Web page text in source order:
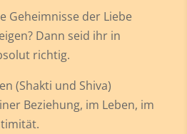
Geheimnisse der Liebe
Dann seid ihr in
richtig.
(Shakti und Shiva)
Beziehung, im Leben, im